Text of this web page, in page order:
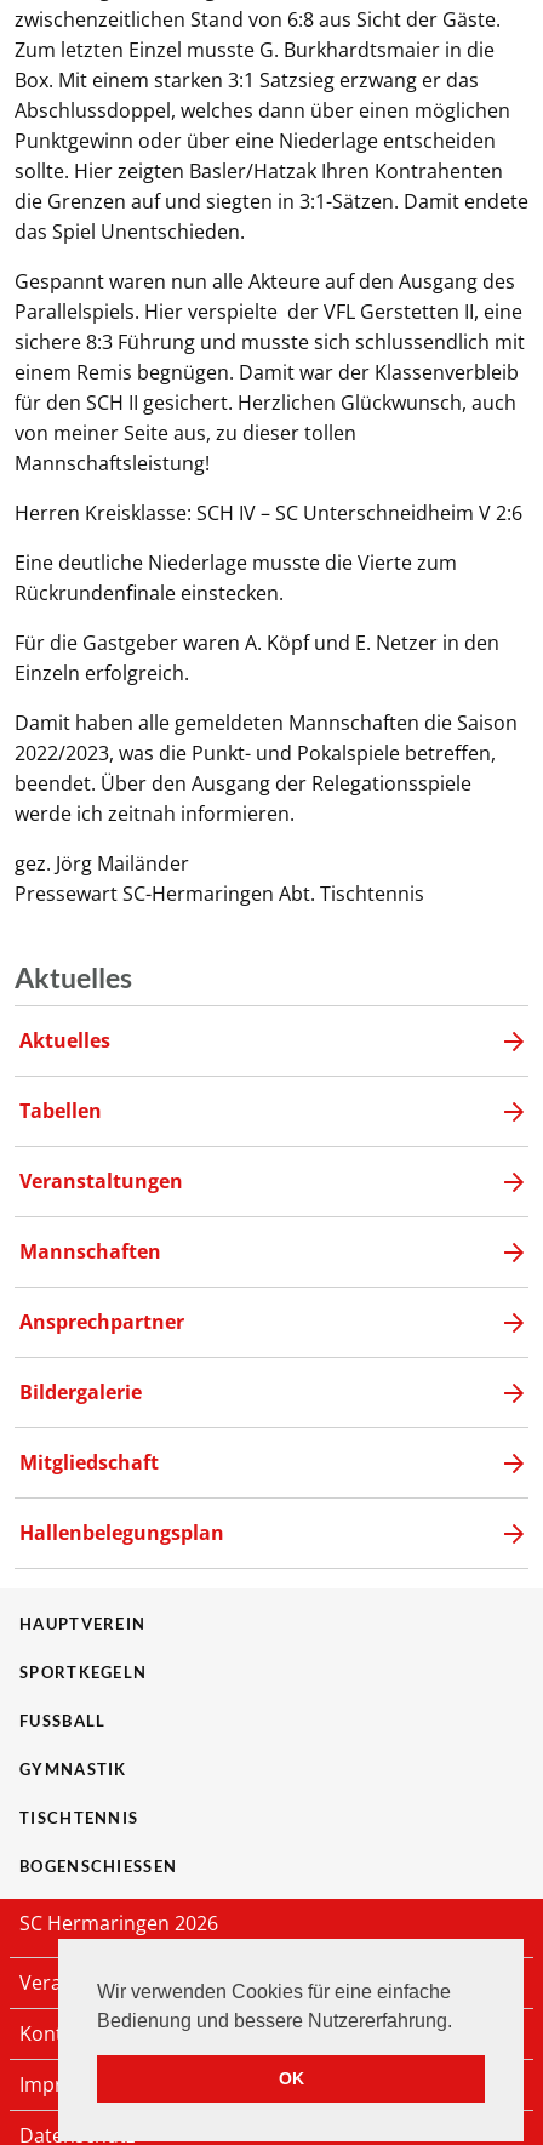
Wir verwenden Cookies für eine einfache
Bedienung und bessere Nutzererfahrung.
OK
zwischenzeitlichen Stand von 6:8 aus Sicht der Gäste.
Zum letzten Einzel musste G. Burkhardtsmaier in die
Box. Mit einem starken 3:1 Satzsieg erzwang er das
Abschlussdoppel, welches dann über einen möglichen
Punktgewinn oder über eine Niederlage entscheiden
sollte. Hier zeigten Basler/Hatzak Ihren Kontrahenten
die Grenzen auf und siegten in 3:1-Sätzen. Damit endete
das Spiel Unentschieden.
Gespannt waren nun alle Akteure auf den Ausgang des
Parallelspiels. Hier verspielte der VFL Gerstetten II, eine
sichere 8:3 Führung und musste sich schlussendlich mit
einem Remis begnügen. Damit war der Klassenverbleib
für den SCH II gesichert. Herzlichen Glückwunsch, auch
von meiner Seite aus, zu dieser tollen
Mannschaftsleistung!
Herren Kreisklasse: SCH IV – SC Unterschneidheim V 2:6
Eine deutliche Niederlage musste die Vierte zum
Rückrundenfinale einstecken.
Für die Gastgeber waren A. Köpf und E. Netzer in den
Einzeln erfolgreich.
Damit haben alle gemeldeten Mannschaften die Saison
2022/2023, was die Punkt- und Pokalspiele betreffen,
beendet. Über den Ausgang der Relegationsspiele
werde ich zeitnah informieren.
gez. Jörg Mailänder
Pressewart SC-Hermaringen Abt. Tischtennis
Aktuelles
Aktuelles
Tabellen
Veranstaltungen
Mannschaften
Ansprechpartner
Bildergalerie
Mitgliedschaft
Hallenbelegungsplan
HAUPTVEREIN
SPORTKEGELN
FUSSBALL
GYMNASTIK
TISCHTENNIS
BOGENSCHIESSEN
SC Hermaringen 2026
Veranstaltungen
Kontakt
Impressum
Datenschutz